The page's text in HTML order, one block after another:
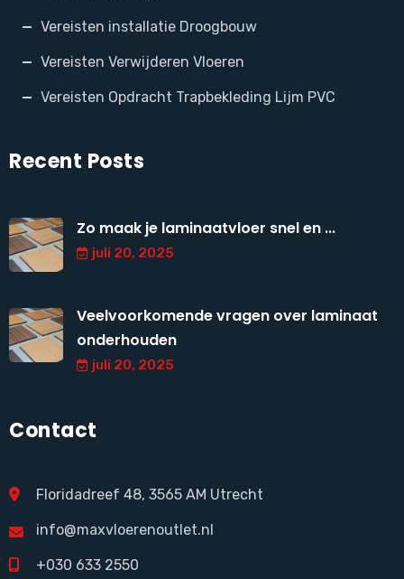
Vereisten installatie Droogbouw
Vereisten Verwijderen Vloeren
Vereisten Opdracht Trapbekleding Lijm PVC
Recent Posts
Zo maak je laminaatvloer snel en ...
juli 20, 2025
Veelvoorkomende vragen over laminaat
onderhouden
juli 20, 2025
Contact
Floridadreef 48, 3565 AM Utrecht
info@maxvloerenoutlet.nl
+030 633 2550